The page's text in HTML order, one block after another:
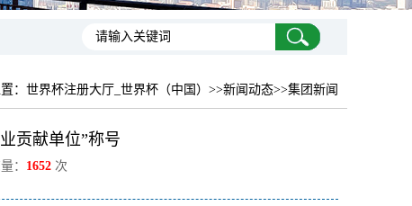
： 世界杯注册大厅_世界杯（中国） >>新闻动态>>集团新闻
贡献单位”称号
： 1652 次